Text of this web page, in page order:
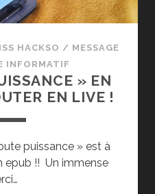
HACKSO / MESSAGE
INFORMATIF
» EN
EN LIVE !
puissance » est à
epub !! Un immense